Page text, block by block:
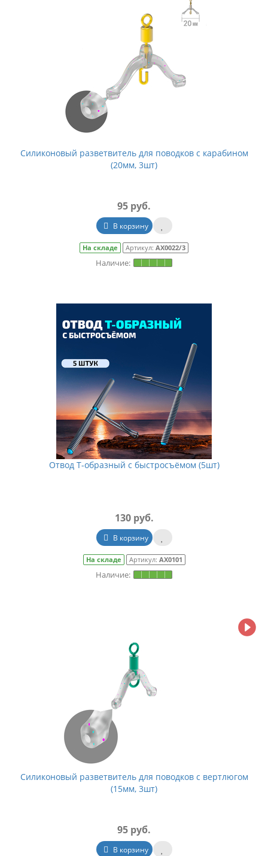
Силиконовый разветвитель для поводков с карабином
(20мм, 3шт)
95 руб.
В корзину
На складе Артикул: АХ0022/3
Отвод Т-образный с быстросъёмом (5шт)
130 руб.
В корзину
На складе Артикул: АХ0101
Силиконовый разветвитель для поводков с вертлюгом
(15мм, 3шт)
95 руб.
В корзину